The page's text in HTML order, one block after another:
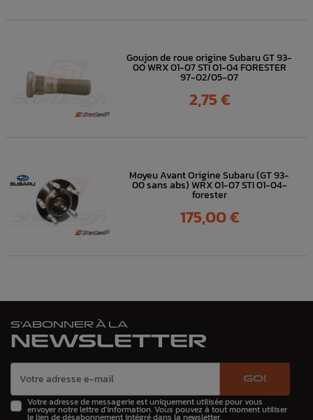
Goujon de roue origine Subaru GT 93-
00 WRX 01-07 STI 01-04 FORESTER
97-02/05-07
Prix
2,75 €
Moyeu Avant Origine Subaru (GT 93-
00 sans abs) WRX 01-07 STI 01-04-
forester
Prix
175,00 €
S'ABONNER À LA
NEWSLETTER
GO!
Votre adresse de messagerie est uniquement utilisée pour vous
envoyer notre lettre d'information. Vous pouvez à tout moment utiliser
le lien de désabonnement intégré dans la newsletter.